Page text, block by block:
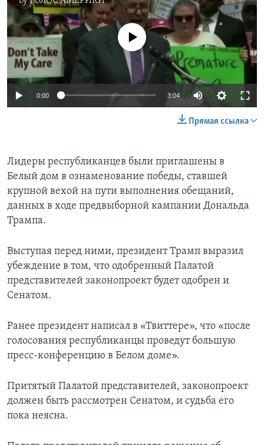
No media source currently available
0:00 3:04
Прямая ссылка
Лидеры республиканцев были приглашены в
Белый дом в ознаменование победы, ставшей
крупной вехой на пути выполнения обещаний,
данных в ходе предвыборной кампании Дональда
Трампа.
Выступая перед ними, президент Трамп выразил
убеждение в том, что одобренный Палатой
представителей законопроект будет одобрен и
Сенатом.
Ранее президент написал в «Твиттере», что «после
голосования республиканцы проведут большую
пресс-конференцию в Белом доме».
Притятый Палатой представителей, законопроект
должен быть рассмотрен Сенатом, и судьба его
пока неясна.